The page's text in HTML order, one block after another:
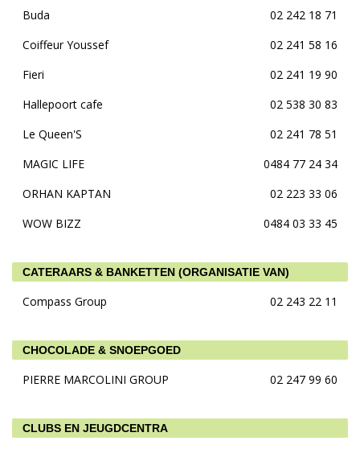
Buda
02 242 18 71
Coiffeur Youssef
02 241 58 16
Fieri
02 241 19 90
Hallepoort cafe
02 538 30 83
Le Queen'S
02 241 78 51
MAGIC LIFE
0484 77 24 34
ORHAN KAPTAN
02 223 33 06
WOW BIZZ
0484 03 33 45
CATERAARS & BANKETTEN (ORGANISATIE VAN)
Compass Group 02 243 22 11
CHOCOLADE & SNOEPGOED
PIERRE MARCOLINI GROUP 02 247 99 60
CLUBS EN JEUGDCENTRA